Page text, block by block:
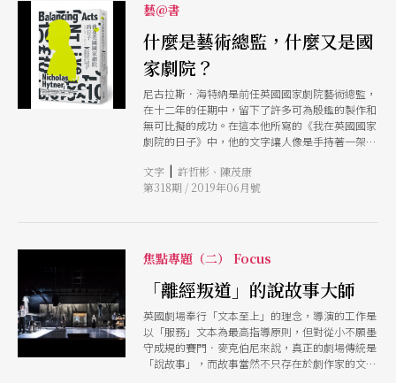
藝@書
什麼是藝術總監，什麼又是國
家劇院？
尼古拉斯．海特納是前任英國國家劇院藝術總監，
在十二年的任期中，留下了許多可為殷鑑的製作和
無可比擬的成功。在這本他所寫的《我在英國國家
劇院的日子》中，他的文字讓人像是手持著一架緊
室、排練場等等場景中，而更重要的是，透過這本
書，我們看到他對藝術總監角色的想法，與「國家
文字 | 許哲彬、陳茂康
第318期 / 2019年06月號
焦點專題（二） Focus
「離經叛道」的說故事大師
英國劇場奉行「文本至上」的理念，導演的工作是
以「服務」文本為最高指導原則，但對從小不願墨
守成規的賽門．麥克伯尼來說，真正的劇場傳統是
「說故事」，而故事當然不只存在於劇作家的文字